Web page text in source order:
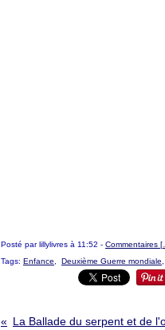
Posté par lillylivres à 11:52 - Commentaires [
Tags: Enfance Deuxième Guerre mondiale